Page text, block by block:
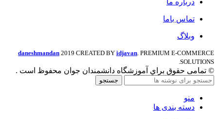
تماس باما
وبلاگ
daneshmandan 2019 CREATED BY idjavan . PREMIUM E-COMMERCE
SOLUTIONS.
© تمامی حقوق براي آموزشگاه دانشمندان جوان محفوظ است .
جستجو
منو
دسته بندی ها